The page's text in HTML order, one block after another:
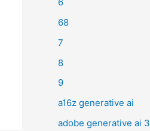
68
7
8
9
a16z generative ai
adobe generative ai 3